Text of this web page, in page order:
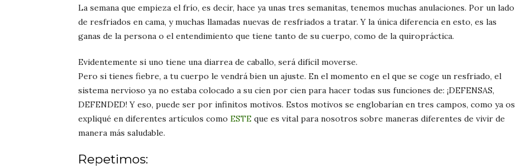
La semana que empieza el frío, es decir, hace ya unas tres semanitas, tenemos muchas anulaciones. Por un lado
de resfriados en cama, y muchas llamadas nuevas de resfriados a tratar. Y la única diferencia en esto, es las
ganas de la persona o el entendimiento que tiene tanto de su cuerpo, como de la quiropráctica.
Evidentemente si uno tiene una diarrea de caballo, será difícil moverse.
Pero si tienes fiebre, a tu cuerpo le vendrá bien un ajuste. En el momento en el que se coge un resfriado, el
sistema nervioso ya no estaba colocado a su cien por cien para hacer todas sus funciones de: ¡DEFENSAS,
DEFENDED! Y eso, puede ser por infinitos motivos. Estos motivos se englobarían en tres campos, como ya os
expliqué en diferentes artículos como ESTE que es vital para nosotros sobre maneras diferentes de vivir de
manera más saludable.
Repetimos: